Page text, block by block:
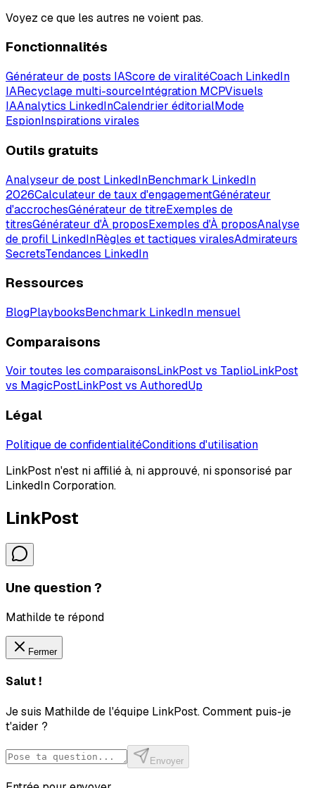
Voyez ce que les autres ne voient pas.
Fonctionnalités
Générateur de posts IAScore de viralitéCoach LinkedIn
IARecyclage multi-sourceIntégration MCPVisuels
IAAnalytics LinkedInCalendrier éditorialMode
EspionInspirations virales
Outils gratuits
Analyseur de post LinkedInBenchmark LinkedIn
2026Calculateur de taux d'engagementGénérateur
d'accrochesGénérateur de titreExemples de
titresGénérateur d'À proposExemples d'À proposAnalyse
de profil LinkedInRègles et tactiques viralesAdmirateurs
SecretsTendances LinkedIn
Ressources
BlogPlaybooksBenchmark LinkedIn mensuel
Comparaisons
Voir toutes les comparaisonsLinkPost vs TaplioLinkPost
vs MagicPostLinkPost vs AuthoredUp
Légal
Politique de confidentialitéConditions d'utilisation
LinkPost n'est ni affilié à, ni approuvé, ni sponsorisé par
LinkedIn Corporation.
LinkPost
Une question ?
Mathilde te répond
Fermer
Salut !
Je suis Mathilde de l'équipe LinkPost. Comment puis-je
t'aider ?
Envoyer